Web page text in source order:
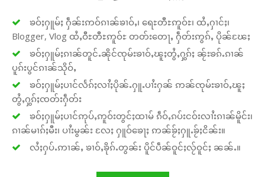
Donate Now
ၶဝ်ႈႁူမ်ႈ ႁဵၼ်းဢဝ်ၵၢၼ်ၶၢဝ်ႇ၊ ရေႊတီႊဢူဝ်ႊ၊ ထႆႇႁၢင်ႈ၊
Blogger, Vlog ထႆႇဝီႊတီႊဢူဝ်ႊ တတ်းတေႃႇ ႁဵတ်းဢွၵ်ႇ ပိုၼ်ၽႄႈ
ၶဝ်ႈႁူမ်ႈၵၢၼ်တူင်ႉၼိုင်ၸုမ်းၶၢဝ်ႇၽူႈတွႆႇႁွၵ်ႈ ၼႂ်းၶၵ်ႉၵၢၼ်
ပူၵ်းပွင်ၵၢၼ်သိုဝ်ႇ
ၶဝ်ႈႁူမ်ႈပၢင်လႅၵ်ႈလၢႆႈပိုၼ်ႉႁူႉပၢႆးႁၼ် ဢၼ်ၸုမ်းၶၢဝ်ႇၽူႈ
တွႆႇႁွၵ်ႈၸတ်းႁဵတ်း
ၶဝ်ႈႁူမ်ႈပၢင်ဢုပ်ႇဢူဝ်းတွင်ႈထၢမ် ၵဵဝ်ႇၵပ်းငဝ်းလၢႆးၵၢၼ်မိူင်း၊
ၵၢၼ်မၢၵ်ႈမီး၊ ပၢႆးမွၼ်း လႄႈ ႁူဝ်ၶေႃႈ ဢၼ်ၶႂ်ႈႁူႉၶႂ်ႈငိၼ်း။
လႆႈႁပ်ႉဢၢၼ်ႇ ၶၢဝ်ႇၶိုၵ်ႉတွၼ်း ပိူင်ပဵၼ်ဝူင်ႈလႂ်ဝူင်ႈ ၼၼ်ႉ။